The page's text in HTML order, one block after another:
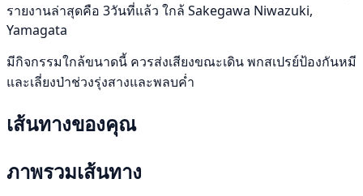
รายงานล่าสุดคือ 3วันที่แล้ว ใกล้ Sakegawa Niwazuki,
Yamagata
มีกิจกรรมใกล้ขนาดนี้ ควรส่งเสียงขณะเดิน พกสเปรย์ป้องกันหมี
และเลี่ยงป่าช่วงรุ่งสางและพลบค่ำ
เส้นทางของคุณ
ภาพรวมเส้นทาง